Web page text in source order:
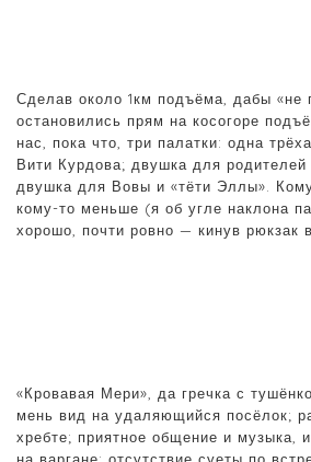
Сделав около 1км подъёма, дабы «не
остановились прям на косогоре
нас, пока что, три палатки: одна
Вити Курдова; двушка для родителей
двушка для Вовы и «тёти Эллы».
кому-то меньше (я об угле наклона
хорошо, почти ровно — кинув рюкзак
«Кровавая Мери», да гречка с
мень вид на удаляющийся посёлок;
хребте; приятное общение и музыка,